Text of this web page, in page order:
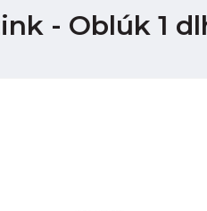
- Oblúk 1